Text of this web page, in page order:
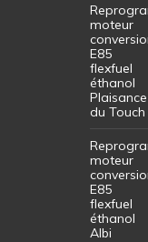
moteur
E85
flexfuel
éthanol
Plaisance
du Touch
moteur
E85
flexfuel
éthanol
Albi